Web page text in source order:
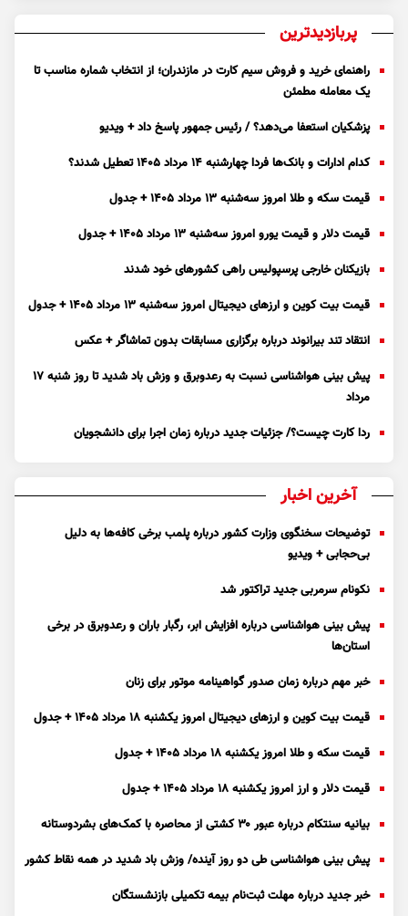
پربازدیدترین
راهنمای خرید و فروش سیم کارت در مازندران؛ از انتخاب شماره مناسب تا
یک معامله مطمئن
پزشکیان استعفا می‌دهد؟ / رئیس جمهور پاسخ داد + ویدیو
کدام ادارات و بانک‌ها فردا چهارشنبه ۱۴ مرداد ۱۴۰۵ تعطیل شدند؟
قیمت سکه و طلا امروز سه‌شنبه ۱۳ مرداد ۱۴۰۵ + جدول
قیمت دلار و قیمت یورو امروز سه‌شنبه ۱۳ مرداد ۱۴۰۵ + جدول
بازیکنان خارجی پرسپولیس راهی کشور‌های خود شدند
قیمت بیت کوین و ارز‌های دیجیتال امروز سه‌شنبه ۱۳ مرداد ۱۴۰۵ + جدول
انتقاد تند بیرانوند درباره برگزاری مسابقات بدون تماشاگر + عکس
پیش بینی هواشناسی نسبت به رعدوبرق و وزش باد شدید تا روز شنبه ۱۷
مرداد
ردا کارت چیست؟/ جزئیات جدید درباره زمان اجرا برای دانشجویان
آخرین اخبار
توضیحات سخنگوی وزارت کشور درباره پلمب برخی کافه‌ها به دلیل
بی‌حجابی + ویدیو
نکونام سرمربی جدید تراکتور شد
پیش بینی هواشناسی درباره افزایش ابر، رگبار باران و رعدوبرق در برخی
استان‌ها
خبر مهم درباره زمان صدور گواهینامه موتور برای زنان
قیمت بیت کوین و ارز‌های دیجیتال امروز یکشنبه ۱۸ مرداد ۱۴۰۵ + جدول
قیمت سکه و طلا امروز یکشنبه ۱۸ مرداد ۱۴۰۵ + جدول
قیمت دلار و ارز امروز یکشنبه ۱۸ مرداد ۱۴۰۵ + جدول
بیانیه سنتکام درباره عبور ۳۰ کشتی از محاصره با کمک‌های بشردوستانه
پیش بینی هواشناسی طی دو روز آینده/ وزش باد شدید در همه نقاط کشور
خبر جدید درباره مهلت ثبت‌نام بیمه تکمیلی بازنشستگان